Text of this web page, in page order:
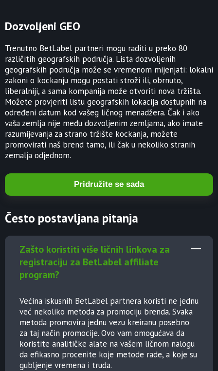
Dozvoljeni GEO
Trenutno BetLabel partneri mogu raditi u preko 80
različitih geografskih područja. Lista dozvoljenih
geografskih područja može se vremenom mijenjati: lokalni
zakoni o kockanju mogu postati stroži ili, obrnuto,
liberalniji, a sama kompanija može otvoriti nova tržišta.
Možete provjeriti listu geografskih lokacija dostupnih na
određeni datum kod vašeg ličnog menadžera. Čak i ako
vaša zemlja nije među dozvoljenim zemljama, ako imate
razumijevanja za strano tržište kockanja, možete
promovirati naš brend tamo, ili čak u nekoliko stranih
zemalja odjednom.
Pridružite se sada
Često postavljana pitanja
Zašto koristiti više ličnih linkova za
registraciju za BetLabel affiliate
program?
Većina iskusnih BetLabel partnera koristi ne jednu
već nekoliko metoda za promociju brenda. Svaka
metoda promovira jednu vezu kreiranu posebno
za taj način promocije. Ovo vam omogućava da
koristite analitičke alate na vašem ličnom nalogu
da efikasno procenite koje metode rade, a koje su
gubljenje vremena i truda.